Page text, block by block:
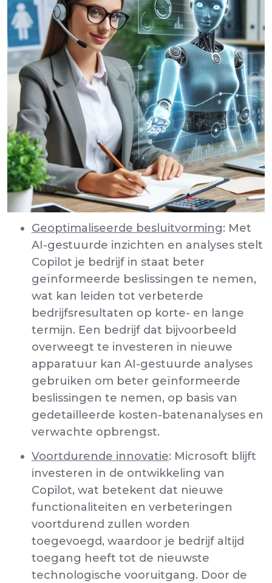
Geoptimaliseerde besluitvorming: Met
AI-gestuurde inzichten en analyses stelt
Copilot je bedrijf in staat beter
geïnformeerde beslissingen te nemen,
wat kan leiden tot verbeterde
bedrijfsresultaten op korte- en lange
termijn. Een bedrijf dat bijvoorbeeld
overweegt te investeren in nieuwe
apparatuur kan AI-gestuurde analyses
gebruiken om beter geïnformeerde
beslissingen te nemen, op basis van
gedetailleerde kosten-batenanalyses en
verwachte opbrengst.
Voortdurende innovatie: Microsoft blijft
investeren in de ontwikkeling van
Copilot, wat betekent dat nieuwe
functionaliteiten en verbeteringen
voortdurend zullen worden
toegevoegd, waardoor je bedrijf altijd
toegang heeft tot de nieuwste
technologische vooruitgang. Door de